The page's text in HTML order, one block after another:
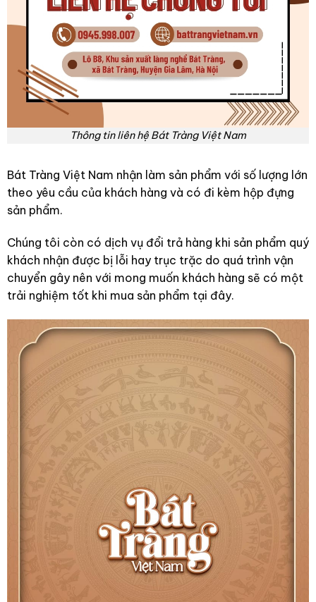
Thông tin liên hệ Bát Tràng Việt Nam
Bát Tràng Việt Nam nhận làm sản phẩm với số lượng lớn
theo yêu cầu của khách hàng và có đi kèm hộp đựng
sản phẩm.
Chúng tôi còn có dịch vụ đổi trả hàng khi sản phẩm quý
khách nhận được bị lỗi hay trục trặc do quá trình vận
chuyển gây nên với mong muốn khách hàng sẽ có một
trải nghiệm tốt khi mua sản phẩm tại đây.